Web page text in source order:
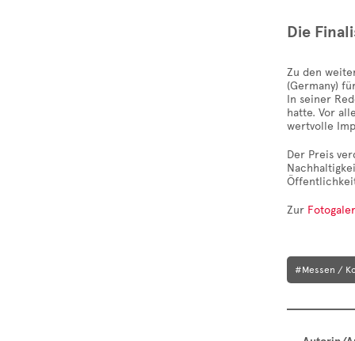
Die
Zu den
(Germany)
In seiner
hatte. Vor
wertvolle
Der Preis
Zur
#Messen /